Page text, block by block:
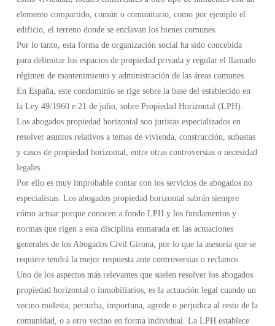
elemento compartido, común o comunitario, como por ejemplo el
edificio, el terreno donde se enclavan los bienes comunes.
Por lo tanto, esta forma de organización social ha sido concebida
para delimitar los espacios de propiedad privada y regular el llamado
régimen de mantenimiento y administración de las áreas comunes.
En España, este condominio se rige sobre la base del establecido en
la Ley 49/1960 e 21 de julio, sobre Propiedad Horizontal (LPH).
Los abogados propiedad horizontal son juristas especializados en
resolver asuntos relativos a temas de vivienda, construcción, subastas
y casos de propiedad horizontal, entre otras controversias o necesidad
legales.
Por ello es muy improbable contar con los servicios de abogados no
especialistas. Los abogados propiedad horizontal sabrán siempre
cómo actuar porque conocen a fondo LPH y los fundamentos y
normas que rigen a esta disciplina enmarada en las actuaciones
generales de los Abogados Civil Girona, por lo que la asesoría que se
requiere tendrá la mejor respuesta ante controversias o reclamos.
Uno de los aspectos más relevantes que suelen resolver los abogados
propiedad horizontal o inmobiliarios, es la actuación legal cuando un
vecino molesta, perturba, importuna, agrede o perjudica al resto de la
comunidad, o a otro vecino en forma individual. La LPH establece